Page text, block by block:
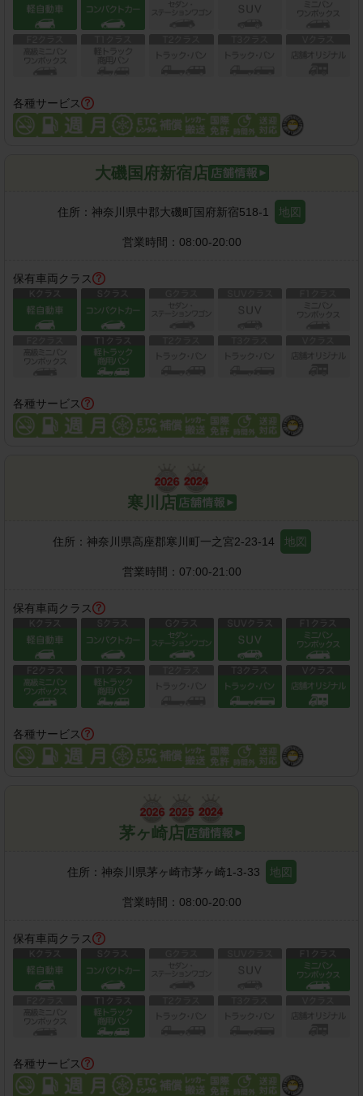
各種サービス
大磯国府新宿店
住所： 神奈川県中郡大磯町国府新宿518-1 地図
営業時間： 08:00-20:00
保有車両クラス
各種サービス
寒川店
住所： 神奈川県高座郡寒川町一之宮2-23-14 地図
営業時間： 07:00-21:00
保有車両クラス
各種サービス
茅ヶ崎店
住所： 神奈川県茅ヶ崎市茅ヶ崎1-3-33 地図
営業時間： 08:00-20:00
保有車両クラス
各種サービス